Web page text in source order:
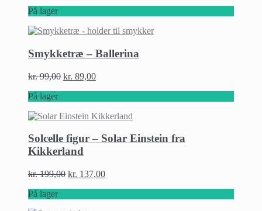
På lager
Smykketræ – Ballerina
kr.99,00 kr. 89,00
På lager
Solcelle figur – Solar Einstein fra
Kikkerland
kr.199,00 kr. 137,00
På lager